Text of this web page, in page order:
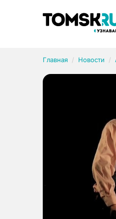
Главная Новости
Рубрики